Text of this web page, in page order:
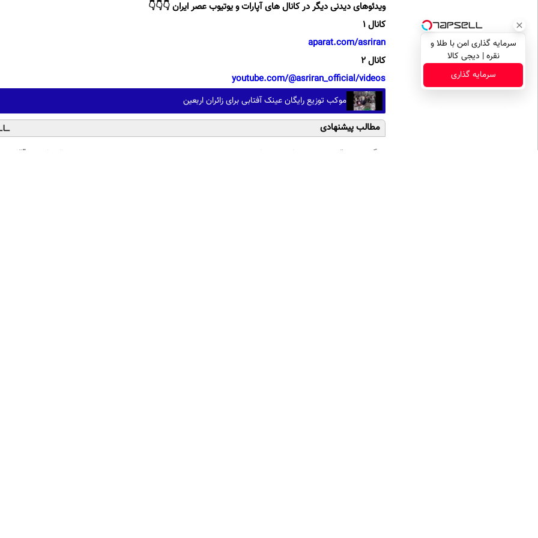
ویدئوهای دیدنی دیگر در کانال های آپارات و یوتیوب عصر ایران 👇👇👇
کانال 1
aparat.com/asriran
کانال 2
youtube.com/@asriran_official/videos
موکب توزیع رایگان عینک آفتابی برای زائران اربعین
مطالب پیشنهادی
دیگه هیچوقت پیری سراغت
دندان مصنوعی سوئیسی:
بدون سوزن پوستتو 10سال
سرمایه گذاری امن با طلا و
نقره | دیجی کالا
سرمایه گذاری